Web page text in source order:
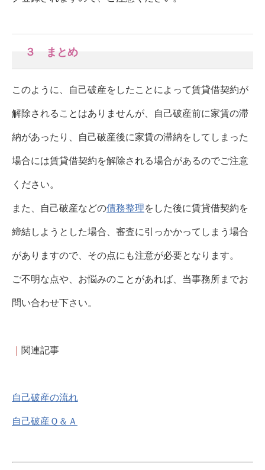
３ まとめ
このように、自己破産をしたことによって賃貸借契約が
解除されることはありませんが、自己破産前に家賃の滞
納があったり、自己破産後に家賃の滞納をしてしまった
場合には賃貸借契約を解除される場合があるのでご注意
ください。
また、自己破産などの債務整理をした後に賃貸借契約を
締結しようとした場合、審査に引っかかってしまう場合
がありますので、その点にも注意が必要となります。
ご不明な点や、お悩みのことがあれば、当事務所までお
問い合わせ下さい。
関連記事
自己破産の流れ
自己破産Ｑ＆Ａ